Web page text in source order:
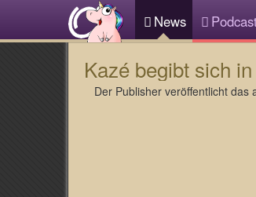
News
Kazé begibt sich
Der Publisher veröffentlicht das